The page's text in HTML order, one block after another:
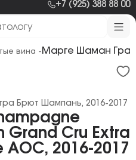
+7 (925) 388 88 00
вина - Марге Шаман
Grand Cru Extra
AOC, 2016-2017
Брют Шампань, 2016-2017